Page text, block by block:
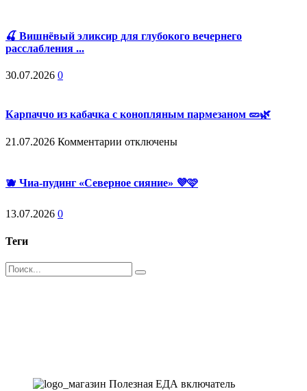
🍒 Вишнёвый эликсир для глубокого вечернего
расслабления ...
30.07.2026 0
Карпаччо из кабачка с конопляным пармезаном 🥒🌿
21.07.2026 Комментарии к
кабачка
отключены
🫐 Чиа-пудинг «Северное сияние» 💜🩷
13.07.2026 0
Теги
Поиск